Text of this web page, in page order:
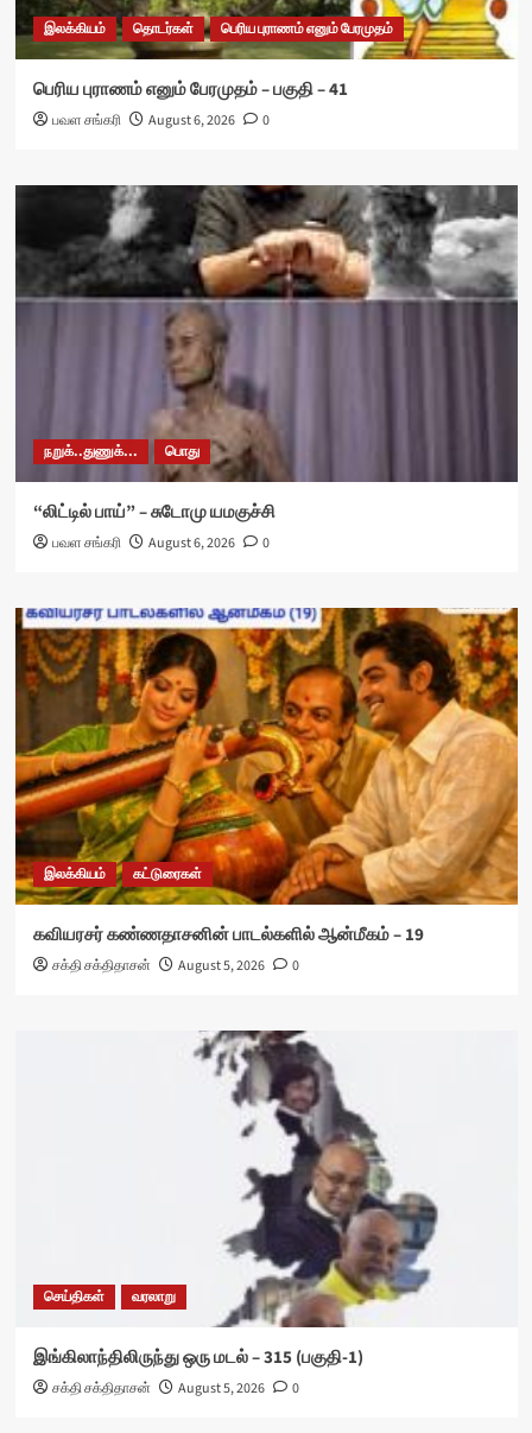
இலக்கியம் தொடர்கள் பெரிய புராணம் எனும் பேரமுதம்
பெரிய புராணம் எனும் பேரமுதம் – பகுதி – 41
பவள சங்கரி August 6, 2026 0
நறுக்..துணுக்... பொது
“லிட்டில் பாய்” – சுடோமு யமகுச்சி
பவள சங்கரி August 6, 2026 0
இலக்கியம் கட்டுரைகள்
கவியரசர் கண்ணதாசனின் பாடல்களில் ஆன்மீகம் – 19
சக்தி சக்திதாசன் August 5, 2026 0
செய்திகள் வரலாறு
இங்கிலாந்திலிருந்து ஒரு மடல் – 315 (பகுதி-1)
சக்தி சக்திதாசன் August 5, 2026 0